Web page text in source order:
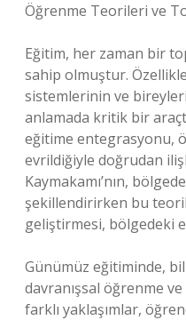
Öğrenme Teorileri ve
Eğitim, her zaman bir
sahip olmuştur.
sistemlerinin ve
anlamada kritik bir
eğitime entegrasyonu,
evrildiğiyle doğrudan
Kaymakamı’nın,
şekillendirirken bu
geliştirmesi, bölgedeki
Günümüz eğitiminde,
davranışsal öğrenme
farklı yaklaşımlar,